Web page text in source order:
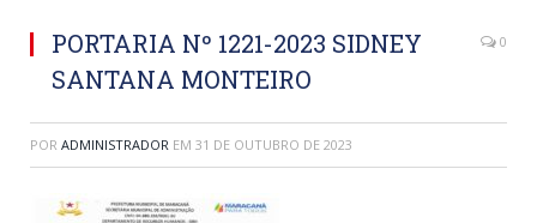
PORTARIA Nº 1221-2023 SIDNEY
SANTANA MONTEIRO
0
POR ADMINISTRADOR EM 31 DE OUTUBRO DE 2023